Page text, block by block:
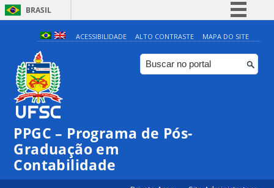
BRASIL
Simplifique!
Comunica BR
Participe
Canais
ACESSIBILIDADE ALTO CONTRASTE MAPA DO SITE
PPGC – Programa de Pós-
Graduação em
Contabilidade